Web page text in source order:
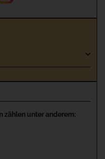
zählen unter anderem: